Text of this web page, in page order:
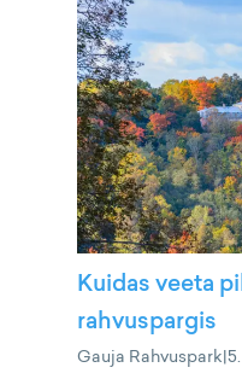
Kuidas veeta
rahvuspargis
Gauja Rahvuspark|